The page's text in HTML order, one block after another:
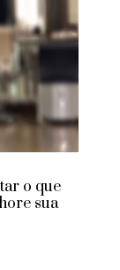
o que
sua